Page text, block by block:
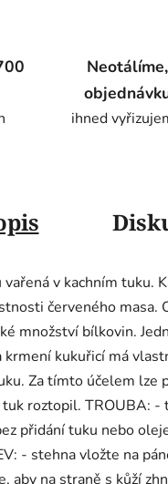
Neotálíme,
ihned
v kachním tuku.
červeného masa.
množství bílkovin.
kukuřicí má
Za tímto účelem lze
roztopil. TROUBA:
přidání tuku nebo
- stehna vložte na
na straně s kůží